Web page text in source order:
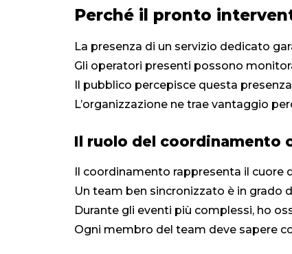
Perché il pronto
La presenza di un servizio dedicato
Gli operatori presenti possono
Il pubblico percepisce questa
L’organizzazione ne trae vantaggio
Il ruolo del coordinamento
Il coordinamento rappresenta il cuore
Un team ben sincronizzato è in grado
Durante gli eventi più complessi, ho
Ogni membro del team deve sapere